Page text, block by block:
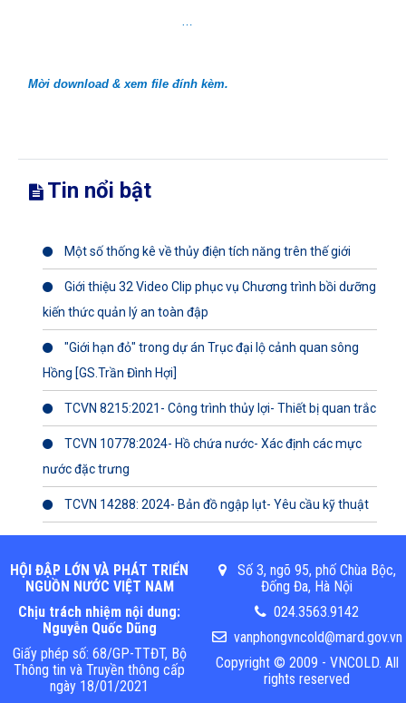
Mời download & xem file đính kèm.
Tin nổi bật
Một số thống kê về thủy điện tích năng trên thế giới
Giới thiệu 32 Video Clip phục vụ Chương trình bồi dưỡng
kiến thức quản lý an toàn đập
"Giới hạn đỏ" trong dự án Trục đại lộ cảnh quan sông
Hồng [GS.Trần Đình Hợi]
TCVN 8215:2021- Công trình thủy lợi- Thiết bị quan trắc
TCVN 10778:2024- Hồ chứa nước- Xác định các mực
nước đặc trưng
TCVN 14288: 2024- Bản đồ ngập lụt- Yêu cầu kỹ thuật
HỘI ĐẬP LỚN VÀ PHÁT TRIỂN
NGUỒN NƯỚC VIỆT NAM
Chịu trách nhiệm nội dung:
Nguyễn Quốc Dũng
Giấy phép số: 68/GP-TTĐT, Bộ
Thông tin và Truyền thông cấp
ngày 18/01/2021
Số 3, ngõ 95, phố Chùa Bộc,
Đống Đa, Hà Nội
024.3563.9142
vanphongvncold@mard.gov.vn
Copyright © 2009 - VNCOLD. All
rights reserved